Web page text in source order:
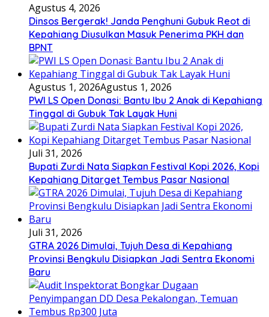
Agustus 4, 2026
Dinsos Bergerak! Janda Penghuni Gubuk Reot di
Kepahiang Diusulkan Masuk Penerima PKH dan
BPNT
Agustus 1, 2026Agustus 1, 2026
PWI LS Open Donasi: Bantu Ibu 2 Anak di Kepahiang
Tinggal di Gubuk Tak Layak Huni
Juli 31, 2026
Bupati Zurdi Nata Siapkan Festival Kopi 2026, Kopi
Kepahiang Ditarget Tembus Pasar Nasional
Juli 31, 2026
GTRA 2026 Dimulai, Tujuh Desa di Kepahiang
Provinsi Bengkulu Disiapkan Jadi Sentra Ekonomi
Baru